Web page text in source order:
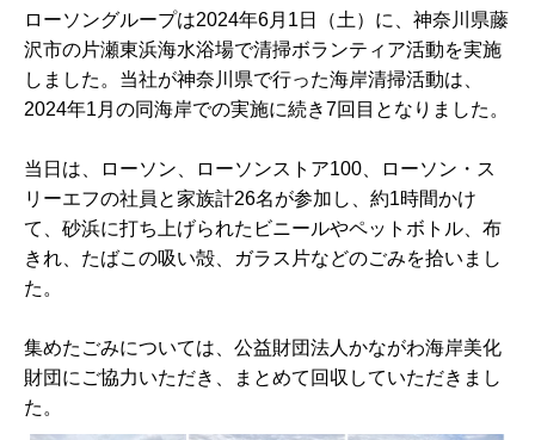
ローソングループは2024年6月1日（土）に、神奈川県藤
沢市の片瀬東浜海水浴場で清掃ボランティア活動を実施
しました。当社が神奈川県で行った海岸清掃活動は、
2024年1月の同海岸での実施に続き7回目となりました。
当日は、ローソン、ローソンストア100、ローソン・ス
リーエフの社員と家族計26名が参加し、約1時間かけ
て、砂浜に打ち上げられたビニールやペットボトル、布
きれ、たばこの吸い殻、ガラス片などのごみを拾いまし
た。
集めたごみについては、公益財団法人かながわ海岸美化
財団にご協力いただき、まとめて回収していただきまし
た。